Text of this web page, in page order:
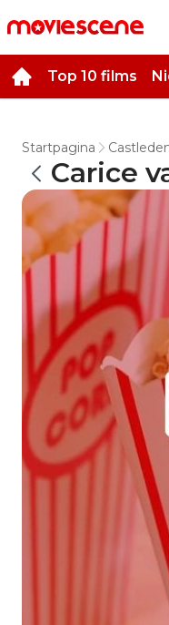
Top 10 films
Startpagina
Carice